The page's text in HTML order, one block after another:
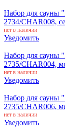
Набор для сауны
2734/CHAR008,
нет в наличии
Уведомить
Набор для
2735/CHAR004,
нет в наличии
Уведомить
Набор для
2735/CHAR006,
нет в наличии
Уведомить